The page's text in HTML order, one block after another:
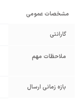
مشخصات عمومی
گارانتی
ملاحظات مهم
بازه زمانی ارسال